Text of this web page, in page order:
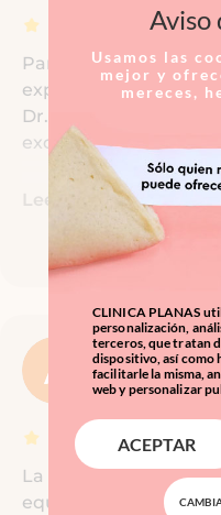
Para mí pasar por
experiencia
Dr. Alberto López,
excelencia y
Alicia
La dra Cogorno es un
equipo de la
Aviso
Usamos las
mejor y
mereces,
CLINICA PLANAS
personalización,
terceros, que tratan
dispositivo, así como
facilitarle la misma,
web y personalizar
ACEPTAR